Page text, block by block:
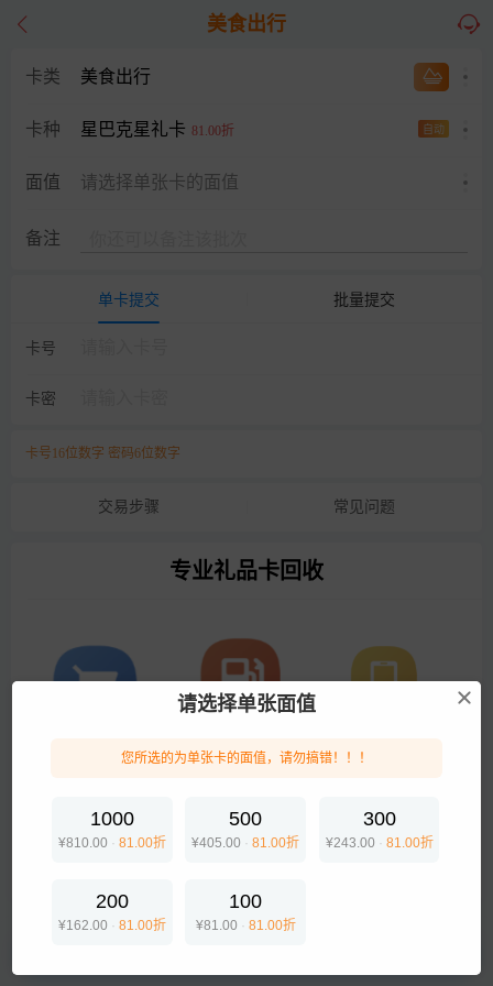
美食出行
卡类 美食出行
卡种 星巴克星礼卡 自动
81.00折
面值 请选择单张卡的面值
备注
单卡提交 批量提交
卡号
卡密
卡号16位数字 密码6位数字
交易步骤 常见问题
专业礼品卡回收
请选择单张面值
您所选的为单张卡的面值，请勿搞错！！！
1000
¥810.00 · 81.00折
500
¥405.00 · 81.00折
300
¥243.00 · 81.00折
200
¥162.00 · 81.00折
100
¥81.00 · 81.00折